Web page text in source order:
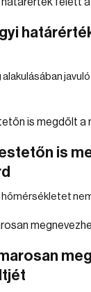
is
hőmérsékletet